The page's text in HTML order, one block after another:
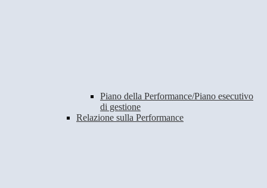
Piano della Performance/Piano esecutivo
di gestione
Relazione sulla Performance